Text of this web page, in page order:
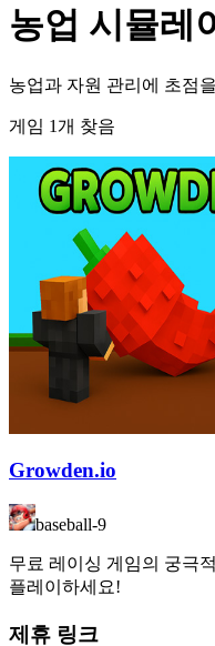
농업 시뮬레
농업과 자원 관리에 초점
게임 1개 찾음
Growden.io
baseball-9
무료 레이싱 게임의 궁극
플레이하세요!
제휴 링크